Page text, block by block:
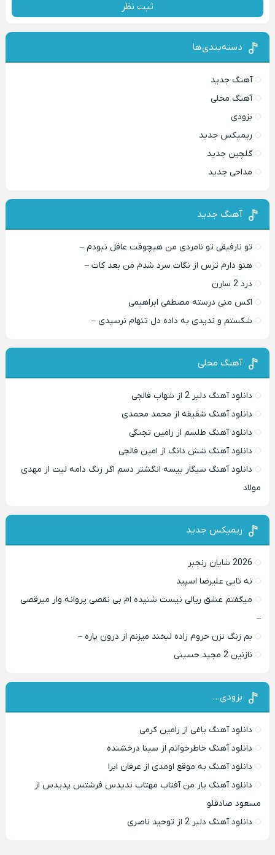
ثبت نظر
دسته‌بندی‌ها
آهنگ جدید
آهنگ محلی
بزودی
ریمیکس جدید
گلچین جدید
مداحی جدید
آهنگ جدید
تو نارفیقی تو نامردی من هیچوقت عاقل نبودم –
هنو دارم ترس از نگات سرد شدم من بعد کات –
درد 2 سارن
اکس منی درسته مصطفی ابراهیمی
شکستم و ندیدی به داده دل تنهام نرسیدی –
آهنگ محلی
دانلود آهنگ دلبر 2 از شهاب فالجی
دانلود آهنگ شقیقه از محمد محمدی
دانلود آهنگ طلسم از رامین تجنگی
دانلود آهنگ شش دانگ از امین فالجی
دانلود آهنگ سیگار بیسه انگشتر دسم اگر زنگ دامه لیت از مهدی
مولاد
ریمیکس جدید
2026 شایان رنجبر
نه تایی علیرضا اسپید
میگفتم عشق ریالی نیست شنیده ام بی نقصی پروانه وار میرقصی
–
بم زنگ نزن حروم زاده لبخند میزنم از درون پاره –
نازنین 2 مجید حسینی
بزودی…
دانلود آهنگ یاغی از رامین کرمی
دانلود آهنگ خاطرخواتم از سینا درخشنده
دانلود آهنگ به موقع اومدی از عرفان ابرا
دانلود آهنگ یار من آفتاب مهتاب ندیدس فرشتس پدیدس از
مسعود صادقلو
دانلود آهنگ دلبر 2 از توحید ناصری